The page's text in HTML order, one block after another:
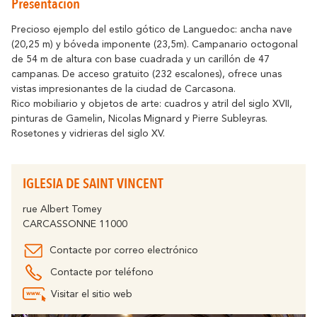
El Lago de la Cavayère
El Canal del Midi
Donde la Naturaleza
Todas la
Destino eco-responsable
Turismo y discapacidad
En bicicleta
Socios
Contactar Folletos
Frecuentes
Descubre todos los eventos claves
La Fiesta de Carcasona, la Iluminación de
la Ciudad, la Magia de la Navidad, la
Féria, el Tour de Francia... son momentos
inolvidables en Carcasona.
Momentos Culminantes
Presentación
Precioso ejemplo del estilo gótico de Languedoc: ancha nave
(20,25 m) y bóveda imponente (23,5m). Campanario octogonal
de 54 m de altura con base cuadrada y un carillón de 47
campanas. De acceso gratuito (232 escalones), ofrece unas
vistas impresionantes de la ciudad de Carcasona.
Rico mobiliario y objetos de arte: cuadros y atril del siglo XVII,
pinturas de Gamelin, Nicolas Mignard y Pierre Subleyras.
Rosetones y vidrieras del siglo XV.
IGLESIA DE SAINT VINCENT
rue Albert Tomey
CARCASSONNE 11000
Contacte por correo electrónico
Contacte por teléfono
Visitar el sitio web